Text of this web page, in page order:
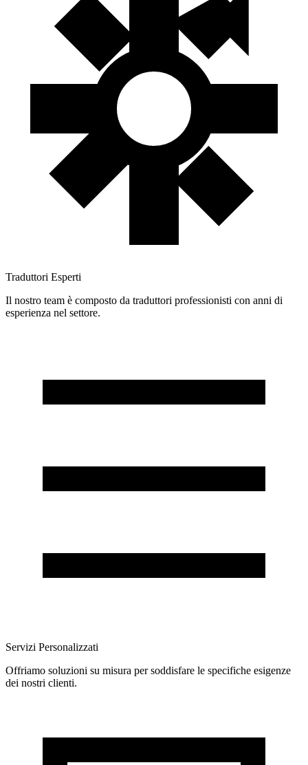
Traduttori Esperti
Il nostro team è composto da traduttori professionisti con anni di
esperienza nel settore.
Servizi Personalizzati
Offriamo soluzioni su misura per soddisfare le specifiche esigenze
dei nostri clienti.